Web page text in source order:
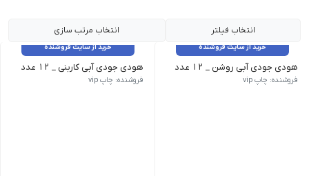
انتخاب فیلتر انتخاب مرتب سازی
خرید از سایت فروشنده
هودی جودی آبی روشن _ 12 عدد
تمامی کالاهای این فروشگاه اورجینال و برند بوده و با گارانتی
فروشنده: چاپ vip
خرید از سایت فروشنده
هودی جودی آبی کاربنی _ 12 عدد
تمامی کالاهای این فروشگاه
فروشنده: چاپ vip